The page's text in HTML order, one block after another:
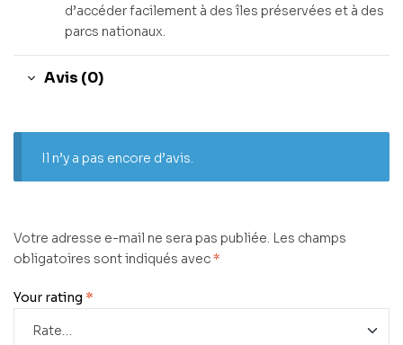
d’accéder facilement à des îles préservées et à des
parcs nationaux.
Avis (0)
Il n’y a pas encore d’avis.
Votre adresse e-mail ne sera pas publiée. Les champs
obligatoires sont indiqués avec*
Your rating *